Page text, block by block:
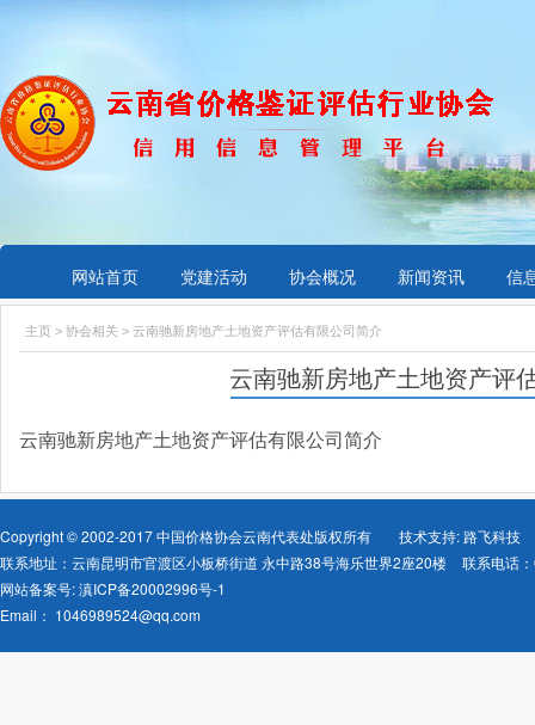
网站首页 党建活动 协会概况 新闻资讯 信
主页 > 协会相关 > 云南驰新房地产土地资产评估有限公司简介
云南驰新房地产土地资产评
云南驰新房地产土地资产评估有限公司简介
Copyright © 2002-2017 中国价格协会云南代表处版权所有
技术支持: 路飞科技
联系地址：云南昆明市官渡区小板桥街道 永中路38号海乐世界2座20楼
联系电话
网站备案号:滇ICP备20002996号-1
Email： 1046989524@qq.com